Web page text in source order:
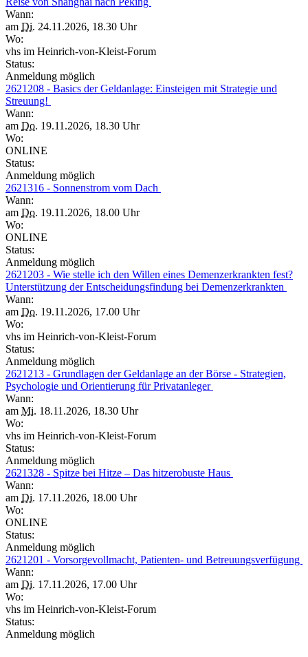
Wann:
am Di. 24.11.2026, 18.30 Uhr
Wo:
vhs im Heinrich-von-Kleist-Forum
Status:
Anmeldung möglich
2621208 - Basics der Geldanlage: Einsteigen mit Strategie und
Streuung!
Wann:
am Do. 19.11.2026, 18.30 Uhr
Wo:
ONLINE
Status:
Anmeldung möglich
2621316 - Sonnenstrom vom Dach
Wann:
am Do. 19.11.2026, 18.00 Uhr
Wo:
ONLINE
Status:
Anmeldung möglich
2621203 - Wie stelle ich den Willen eines Demenzerkrankten fest?
Unterstützung der Entscheidungsfindung bei Demenzerkrankten
Wann:
am Do. 19.11.2026, 17.00 Uhr
Wo:
vhs im Heinrich-von-Kleist-Forum
Status:
Anmeldung möglich
2621213 - Grundlagen der Geldanlage an der Börse - Strategien,
Psychologie und Orientierung für Privatanleger
Wann:
am Mi. 18.11.2026, 18.30 Uhr
Wo:
vhs im Heinrich-von-Kleist-Forum
Status:
Anmeldung möglich
2621328 - Spitze bei Hitze – Das hitzerobuste Haus
Wann:
am Di. 17.11.2026, 18.00 Uhr
Wo:
ONLINE
Status:
Anmeldung möglich
2621201 - Vorsorgevollmacht, Patienten- und Betreuungsverfügung
Wann:
am Di. 17.11.2026, 17.00 Uhr
Wo:
vhs im Heinrich-von-Kleist-Forum
Status:
Anmeldung möglich